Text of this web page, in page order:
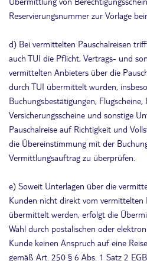
Reservierungsnummer zur Vorlage
d) Bei vermittelten Pauschalreisen
auch TUI die Pflicht, Vertrags- und
vermittelten Anbieters über die
durch TUI übermittelt wurden,
Buchungsbestätigungen, Flugscheine,
Versicherungsscheine und sonstige
Pauschalreise auf Richtigkeit und
die Übereinstimmung mit der
Vermittlungsauftrag zu überprüfen.
e) Soweit Unterlagen über die
Kunden nicht direkt vom vermittelten
übermittelt werden, erfolgt die
Wahl durch postalischen oder
Kunde keinen Anspruch auf eine
gemäß Art. 250 § 6 Abs. 1 Satz 2